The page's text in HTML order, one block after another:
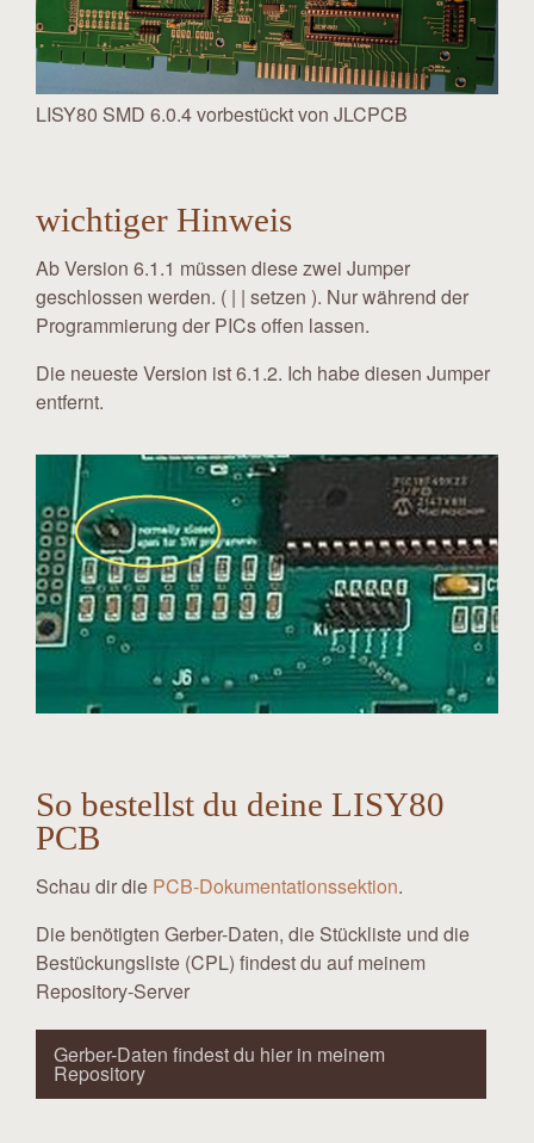
LISY80 SMD 6.0.4 vorbestückt von JLCPCB
wichtiger Hinweis
Ab Version 6.1.1 müssen diese zwei Jumper
geschlossen werden. ( | | setzen ). Nur während der
Programmierung der PICs offen lassen.
Die neueste Version ist 6.1.2. Ich habe diesen Jumper
entfernt.
So bestellst du deine LISY80
PCB
Schau dir die PCB-Dokumentationssektion.
Die benötigten Gerber-Daten, die Stückliste und die
Bestückungsliste (CPL) findest du auf meinem
Repository-Server
Gerber-Daten findest du hier in meinem
Repository